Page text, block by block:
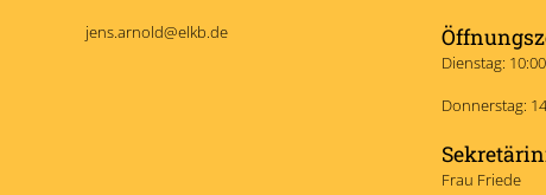
jens.arnold@elkb.de
Dienstag:
Donnerstag:
Frau Friede